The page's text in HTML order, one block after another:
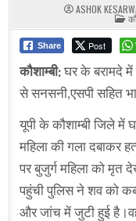
ASHOK
IN
Share Post
कौशाम्बी:घर के बरामदे में
से सनसनी,एसपी सहित
यूपी के कौशाम्बी जिले में
महिला की गला दबाकर
पर बुजुर्ग महिला को मृत
पहुंची पुलिस ने शव को
और जांच में जुटी हुई